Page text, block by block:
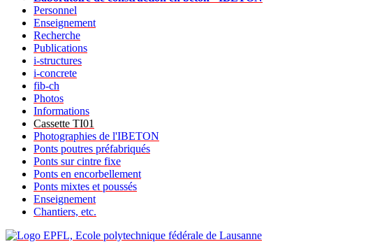
Personnel
Enseignement
Recherche
Publications
i-structures
i-concrete
fib-ch
Photos
Informations
Cassette TI01
Photographies de l'IBETON
Ponts poutres préfabriqués
Ponts sur cintre fixe
Ponts en encorbellement
Ponts mixtes et poussés
Enseignement
Chantiers, etc.